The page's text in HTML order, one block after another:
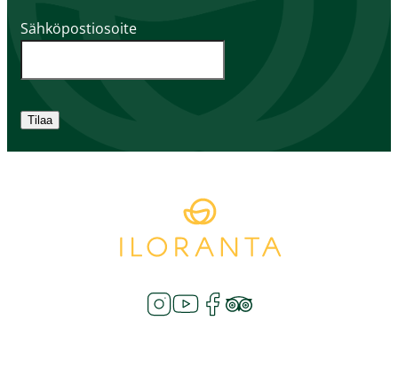
Sähköpostiosoite
Tilaa